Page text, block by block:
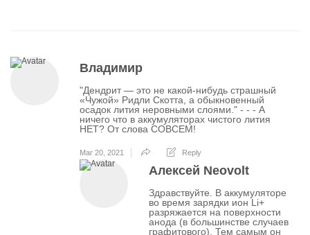
Владимир
"Дендрит — это не какой-нибудь страшный
«Чужой» Ридли Скотта, а обыкновенный
осадок лития неровными слоями." - - - А
ничего что в аккумуляторах чистого лития
НЕТ? От слова СОВСЕМ!
Mar 20, 2021 Reply
Алексей Neovolt
Здравствуйте. В аккумуляторе
во время зарядки ион Li+
разряжается на поверхности
анода (в большинстве случаев
графитового). Тем самым он